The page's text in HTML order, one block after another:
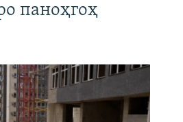
паноҳгоҳ